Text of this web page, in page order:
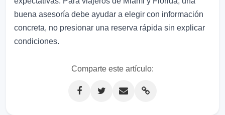
buena asesoría debe ayudar a elegir con información
concreta, no presionar una reserva rápida sin explicar
condiciones.
Comparte este artículo: